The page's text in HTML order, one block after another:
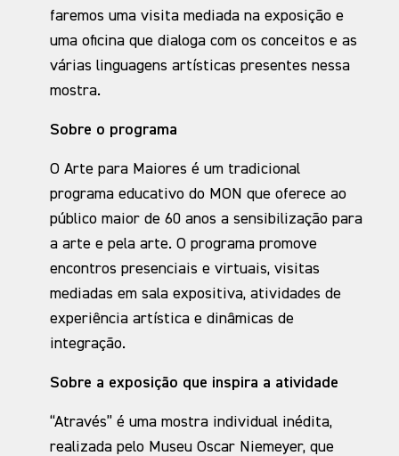
faremos uma visita mediada na exposição e
uma oficina que dialoga com os conceitos e as
várias linguagens artísticas presentes nessa
mostra.
Sobre o programa
O Arte para Maiores é um tradicional
programa educativo do MON que oferece ao
público maior de 60 anos a sensibilização para
a arte e pela arte. O programa promove
encontros presenciais e virtuais, visitas
mediadas em sala expositiva, atividades de
experiência artística e dinâmicas de
integração.
Sobre a exposição que inspira a atividade
“Através” é uma mostra individual inédita,
realizada pelo Museu Oscar Niemeyer, que